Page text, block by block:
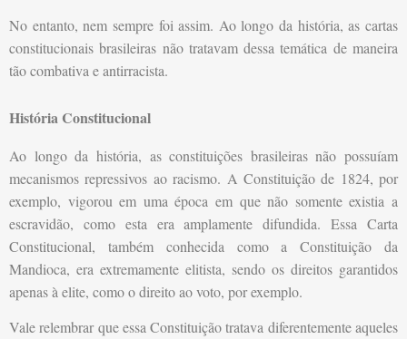
No entanto, nem sempre foi assim. Ao longo da história, as cartas
constitucionais brasileiras não tratavam dessa temática de maneira
tão combativa e antirracista.
História Constitucional
Ao longo da história, as constituições brasileiras não possuíam
mecanismos repressivos ao racismo. A Constituição de 1824, por
exemplo, vigorou em uma época em que não somente existia a
escravidão, como esta era amplamente difundida. Essa Carta
Constitucional, também conhecida como a Constituição da
Mandioca, era extremamente elitista, sendo os direitos garantidos
apenas à elite, como o direito ao voto, por exemplo.
Vale relembrar que essa Constituição tratava diferentemente aqueles